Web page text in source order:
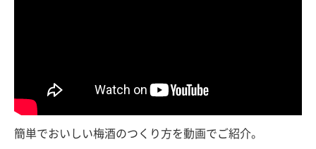
簡単でおいしい梅酒のつくり方を動画でご紹介。